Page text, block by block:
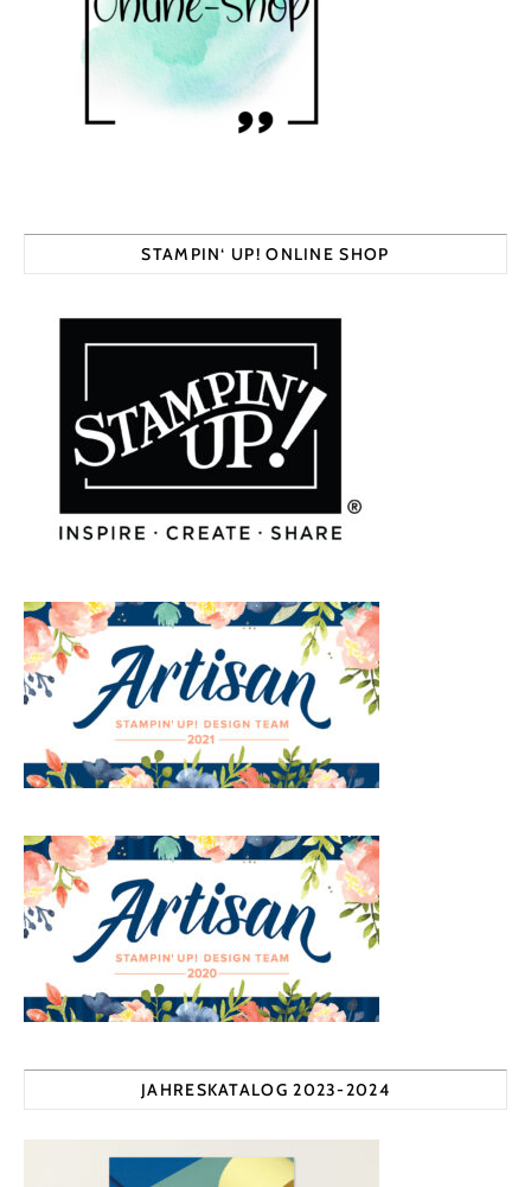
STAMPIN‘ UP! ONLINE SHOP
JAHRESKATALOG 2023-2024